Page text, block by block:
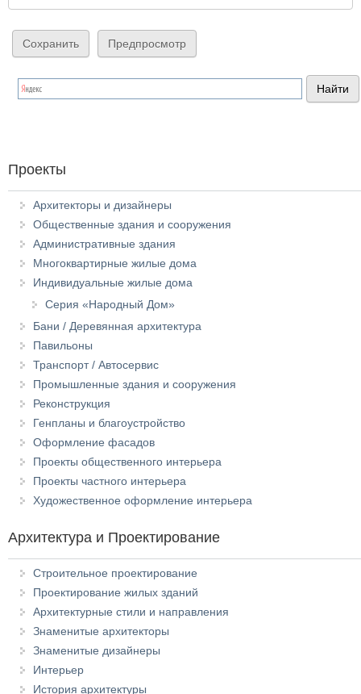
Проекты
Архитекторы и дизайнеры
Общественные здания и сооружения
Административные здания
Многоквартирные жилые дома
Индивидуальные жилые дома
Серия «Народный Дом»
Бани / Деревянная архитектура
Павильоны
Транспорт / Автосервис
Промышленные здания и сооружения
Реконструкция
Генпланы и благоустройство
Оформление фасадов
Проекты общественного интерьера
Проекты частного интерьера
Художественное оформление интерьера
Архитектура и Проектирование
Строительное проектирование
Проектирование жилых зданий
Архитектурные стили и направления
Знаменитые архитекторы
Знаменитые дизайнеры
Интерьер
История архитектуры